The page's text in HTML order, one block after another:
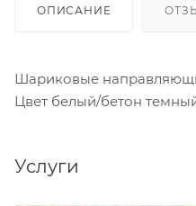
ОПИСАНИЕ
Шариковые
Цвет белый/бетон
Услуги